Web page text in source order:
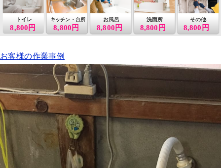
8,800円
トイレ
8,800円
キッチン・台所 お風呂
8,800円
洗面所
8,800円
その他
8,800円
お客様の作業事例